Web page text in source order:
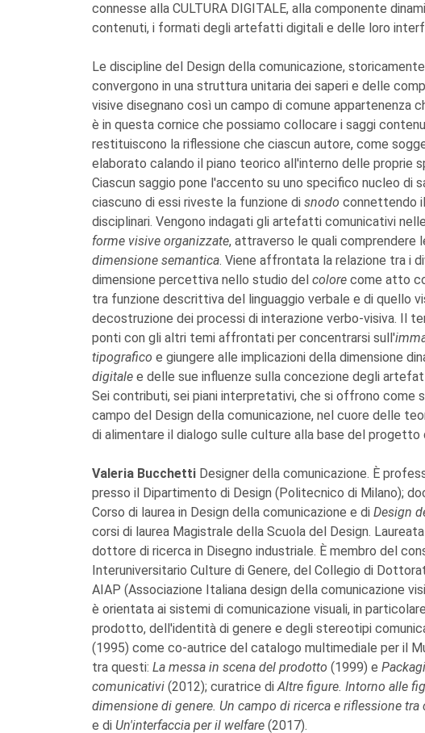
connesse alla CULTURA DIGITALE, alla componente
contenuti, i formati degli artefatti digitali e delle loro
Le discipline del Design della comunicazione,
convergono in una struttura unitaria dei saperi e delle
visive disegnano così un campo di comune appartenenza
è in questa cornice che possiamo collocare i saggi
restituiscono la riflessione che ciascun autore, come
elaborato calando il piano teorico all'interno delle proprie
Ciascun saggio pone l'accento su uno specifico nucleo di
ciascuno di essi riveste la funzione di snodo connettendo
disciplinari. Vengono indagati gli artefatti comunicativi
forme visive organizzate, attraverso le quali comprendere
dimensione semantica. Viene affrontata la relazione tra i
dimensione percettiva nello studio del colore come atto
tra funzione descrittiva del linguaggio verbale e di quello
decostruzione dei processi di interazione verbo-visiva. Il
ponti con gli altri temi affrontati per concentrarsi sull'
tipografico e giungere alle implicazioni della dimensione
digitale e delle sue influenze sulla concezione degli
Sei contributi, sei piani interpretativi, che si offrono come
campo del Design della comunicazione, nel cuore delle
di alimentare il dialogo sulle culture alla base del progetto
Valeria Bucchetti Designer della comunicazione. È
presso il Dipartimento di Design (Politecnico di Milano);
Corso di laurea in Design della comunicazione e di Design
corsi di laurea Magistrale della Scuola del Design.
dottore di ricerca in Disegno industriale. È membro del
Interuniversitario Culture di Genere, del Collegio di
AIAP (Associazione Italiana design della comunicazione
è orientata ai sistemi di comunicazione visuali, in
prodotto, dell'identità di genere e degli stereotipi
(1995) come co-autrice del catalogo multimediale per il
tra questi: La messa in scena del prodotto (1999) e
comunicativi (2012); curatrice diAltre figure. Intorno alle
dimensione di genere. Un campo di ricerca e riflessione
e di Un'interfaccia per il welfare (2017).